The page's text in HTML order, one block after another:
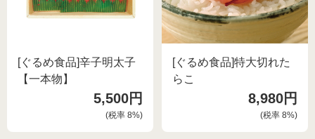
[ぐるめ食品]辛子明太子
【一本物】
5,500円
(税率8%)
[ぐるめ食品]特大切れた
らこ
8,980円
(税率 8%)